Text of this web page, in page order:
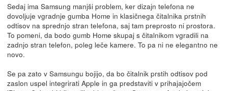
Sedaj ima Samsung manjši problem, ker dizajn telefona ne
dovoljuje vgradnje gumba Home in klasičnega čitalnika prstnih
odtisov na sprednjo stran telefona, saj tam preprosto ni prostora.
To pomeni, da bodo gumb Home skupaj s čitalnikom vgradili na
zadnjo stran telefon, poleg leče kamere. To pa ni ne elegantno ne
novo.
Se pa zato v Samsungu bojijo, da bo čitalnik prstih odtisov pod
zaslon uspel integrirati Apple in ga predstaviti v prihajajočem